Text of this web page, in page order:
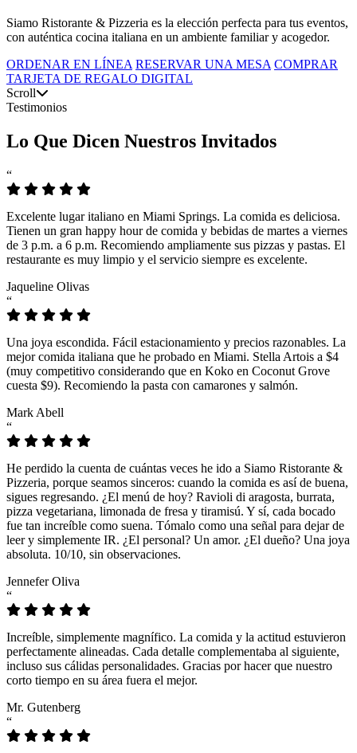
Siamo Ristorante & Pizzeria es la elección perfecta para tus eventos,
con auténtica cocina italiana en un ambiente familiar y acogedor.
ORDENAR EN LÍNEA RESERVAR UNA MESA COMPRAR
TARJETA DE REGALO DIGITAL
Scroll
Testimonios
Lo Que Dicen Nuestros Invitados
“
Excelente lugar italiano en Miami Springs. La comida es deliciosa.
Tienen un gran happy hour de comida y bebidas de martes a viernes
de 3 p.m. a 6 p.m. Recomiendo ampliamente sus pizzas y pastas. El
restaurante es muy limpio y el servicio siempre es excelente.
Jaqueline Olivas
“
Una joya escondida. Fácil estacionamiento y precios razonables. La
mejor comida italiana que he probado en Miami. Stella Artois a $4
(muy competitivo considerando que en Koko en Coconut Grove
cuesta $9). Recomiendo la pasta con camarones y salmón.
Mark Abell
“
He perdido la cuenta de cuántas veces he ido a Siamo Ristorante &
Pizzeria, porque seamos sinceros: cuando la comida es así de buena,
sigues regresando. ¿El menú de hoy? Ravioli di aragosta, burrata,
pizza vegetariana, limonada de fresa y tiramisú. Y sí, cada bocado
fue tan increíble como suena. Tómalo como una señal para dejar de
leer y simplemente IR. ¿El personal? Un amor. ¿El dueño? Una joya
absoluta. 10/10, sin observaciones.
Jennefer Oliva
“
Increíble, simplemente magnífico. La comida y la actitud estuvieron
perfectamente alineadas. Cada detalle complementaba al siguiente,
incluso sus cálidas personalidades. Gracias por hacer que nuestro
corto tiempo en su área fuera el mejor.
Mr. Gutenberg
“